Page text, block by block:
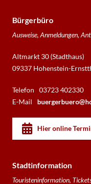
Bürgerbüro
Ausweise, Anmeldungen,
Altmarkt 30 (Stadthaus)
09337 Hohenstein-
Telefon
03723 402330
E-Mail
Hier online
Stadtinformation
Touristeninformation,